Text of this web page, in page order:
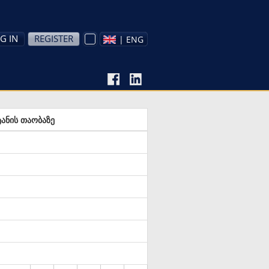
IN REGISTER | ENG
თაობაზე